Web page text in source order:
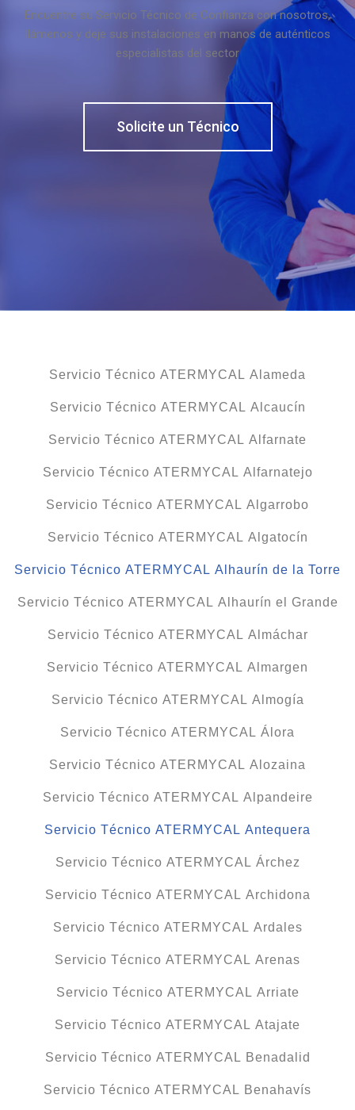
Encuentre su Servicio Técnico de Confianza con nosotros,
llámenos y deje sus instalaciones en manos de auténticos
especialistas del sector
Solicite un Técnico
Servicio Técnico ATERMYCAL Alameda
Servicio Técnico ATERMYCAL Alcaucín
Servicio Técnico ATERMYCAL Alfarnate
Servicio Técnico ATERMYCAL Alfarnatejo
Servicio Técnico ATERMYCAL Algarrobo
Servicio Técnico ATERMYCAL Algatocín
Servicio Técnico ATERMYCAL Alhaurín de la Torre
Servicio Técnico ATERMYCAL Alhaurín el Grande
Servicio Técnico ATERMYCAL Almáchar
Servicio Técnico ATERMYCAL Almargen
Servicio Técnico ATERMYCAL Almogía
Servicio Técnico ATERMYCAL Álora
Servicio Técnico ATERMYCAL Alozaina
Servicio Técnico ATERMYCAL Alpandeire
Servicio Técnico ATERMYCAL Antequera
Servicio Técnico ATERMYCAL Árchez
Servicio Técnico ATERMYCAL Archidona
Servicio Técnico ATERMYCAL Ardales
Servicio Técnico ATERMYCAL Arenas
Servicio Técnico ATERMYCAL Arriate
Servicio Técnico ATERMYCAL Atajate
Servicio Técnico ATERMYCAL Benadalid
Servicio Técnico ATERMYCAL Benahavís